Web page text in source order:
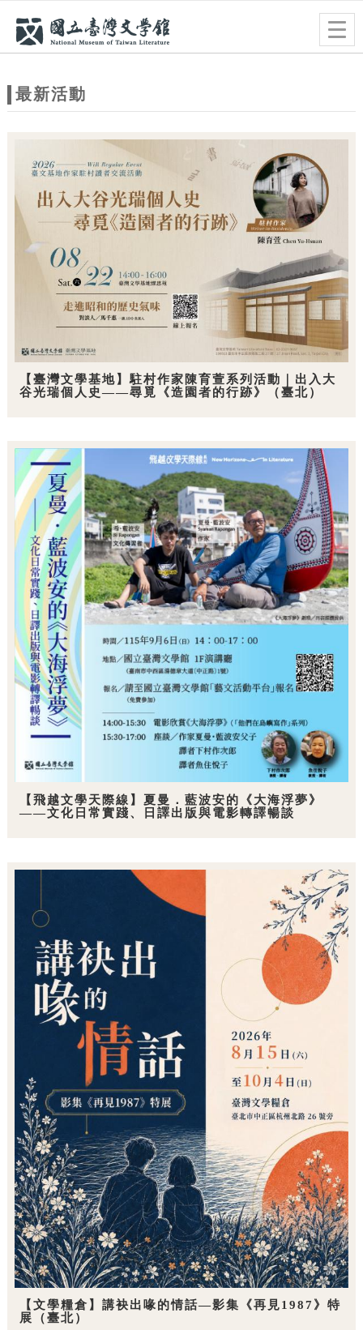
站最新活動
【臺灣文學基地】駐村作家陳育萱系列活動｜出入大
谷光瑞個人史——尋覓《造園者的行跡》（臺北）
【飛越文學天際線】夏曼．藍波安的《大海浮夢》
——文化日常實踐、日譯出版與電影轉譯暢談
【文學糧倉】講袂出喙的情話—影集《再見1987》特
展（臺北）